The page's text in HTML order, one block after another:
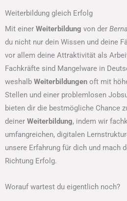
Weiterbildung gleich Erfolg
Mit einer Weiterbildung von der
du nicht nur dein Wissen und deine
vor allem deine Attraktivität als
Fachkräfte sind Mangelware in
weshalb Weiterbildungen oft mit
Stellen und einer problemlosen
bieten dir die bestmögliche Chance
deiner Weiterbildung, indem wir
umfangreichen, digitalen
unsere Erfahrung für dich und mach
Richtung Erfolg.
Worauf wartest du eigentlich noch?